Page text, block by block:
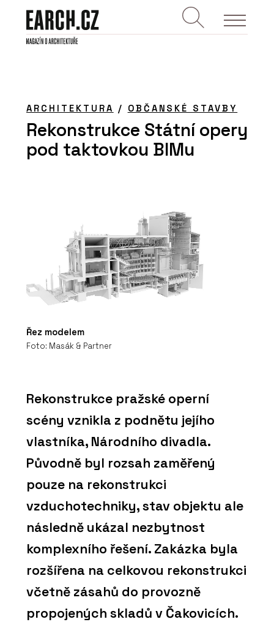
ARCHITEKTURA / OBČANSKÉ STAVBY
Rekonstrukce Státní opery
pod taktovkou BIMu
Řez modelem
Foto: Masák & Partner
Rekonstrukce pražské operní
scény vznikla z podnětu jejího
vlastníka, Národního divadla.
Původně byl rozsah zaměřený
pouze na rekonstrukci
vzduchotechniky, stav objektu ale
následně ukázal nezbytnost
komplexního řešení. Zakázka byla
rozšířena na celkovou rekonstrukci
včetně zásahů do provozně
propojených skladů v Čakovicích.